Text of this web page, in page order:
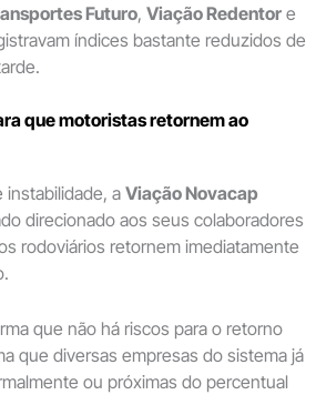
Futuro, Viação Redentore
índices bastante reduzidos de
que motoristas retornem ao
instabilidade, a Viação Novacap
direcionado aos seus colaboradores
rodoviários retornem imediatamente
que não há riscos para o retorno
que diversas empresas do sistema já
ou próximas do percentual